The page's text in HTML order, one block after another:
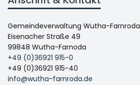
Gemeindeverwaltung Wutha-Farnroda
Eisenacher Straße 49
99848 Wutha-Farnoda
+49 (0)36921 915-0
+49 (0)36921 915-40
info@wutha-farnroda.de